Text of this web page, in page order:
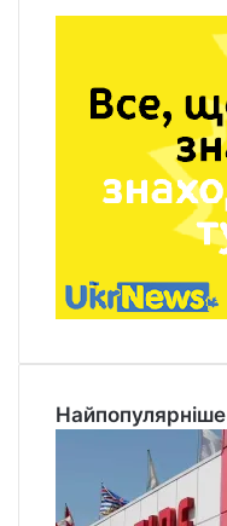
Найпопулярніше